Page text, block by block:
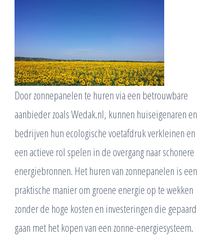
Door zonnepanelen te huren via een betrouwbare
aanbieder zoals Wedak.nl, kunnen huiseigenaren en
bedrijven hun ecologische voetafdruk verkleinen en
een actieve rol spelen in de overgang naar schonere
energiebronnen. Het huren van zonnepanelen is een
praktische manier om groene energie op te wekken
zonder de hoge kosten en investeringen die gepaard
gaan met het kopen van een zonne-energiesysteem.